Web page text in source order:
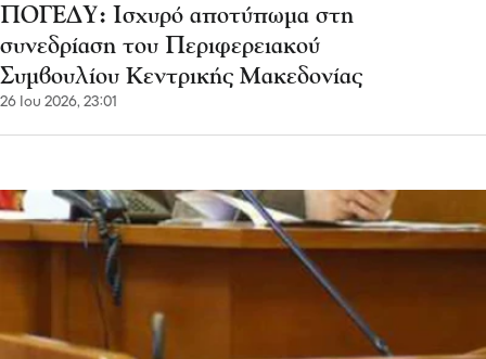
ΠΟΓΕΔΥ: Ισχυρό αποτύπωμα στη
συνεδρίαση του Περιφερειακού
Συμβουλίου Κεντρικής Μακεδονίας
26 Ιου 2026, 23:01